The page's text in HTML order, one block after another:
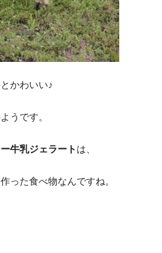
かわいい♪
うです。
牛乳ジェラート は、
った食べ物なんですね。